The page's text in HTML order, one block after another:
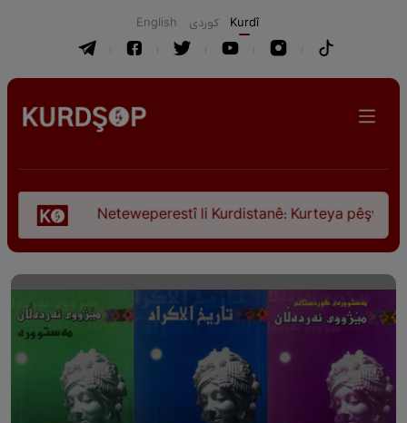
English كوردی Kurdî
Neteweperestî li Kurdistanê: Kurteya pêşveçûna dirokî û